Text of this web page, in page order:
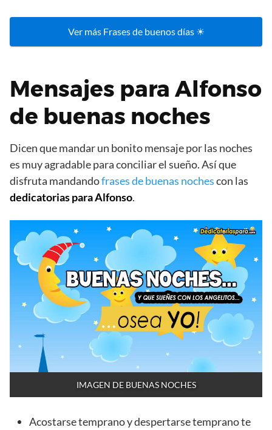
Ver más Frases de buenos días ☀
Mensajes para Alfonso
de buenas noches
Dicen que mandar un bonito mensaje por las noches
es muy agradable para conciliar el sueño. Así que
disfruta mandandofrases de buenas nochescon las
dedicatorias para Alfonso.
IMAGEN DE BUENAS NOCHES
Acostarse temprano y despertarse temprano te